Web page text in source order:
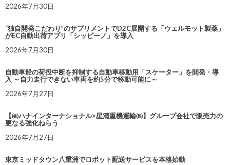
2026年7月30日
“独自開発こだわり”のサプリメントでD2C展開する「ウェルモット製薬」
がEC自動出荷アプリ「シッピーノ」を導入
2026年7月30日
自動車船の荷役中断を抑制する自動車移動用「スケーター」を開発・導
入 ～自力走行できない車両を約5分で移動可能に～
2026年7月27日
【㈱ハナインターナショナル×星清重機運輸㈱】グループ会社で販売力の
更なる強化ねらう
2026年7月27日
東京ミッドタウン八重洲でロボット配送サービスを本格始動